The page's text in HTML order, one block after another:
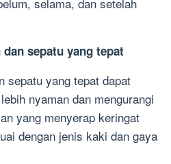
sepatu yang tepat
sepatu yang tepat dapat
nyaman dan mengurangi
yang menyerap keringat
dengan jenis kaki dan gaya